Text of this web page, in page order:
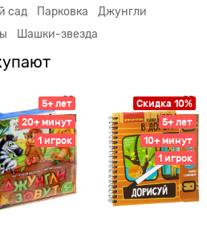
сад Парковка
Джунгли
Шашки-звезда
5+ лет
20+ минут
1 игрок
Скидка 10%
5+ лет
10+ минут
1 игрок